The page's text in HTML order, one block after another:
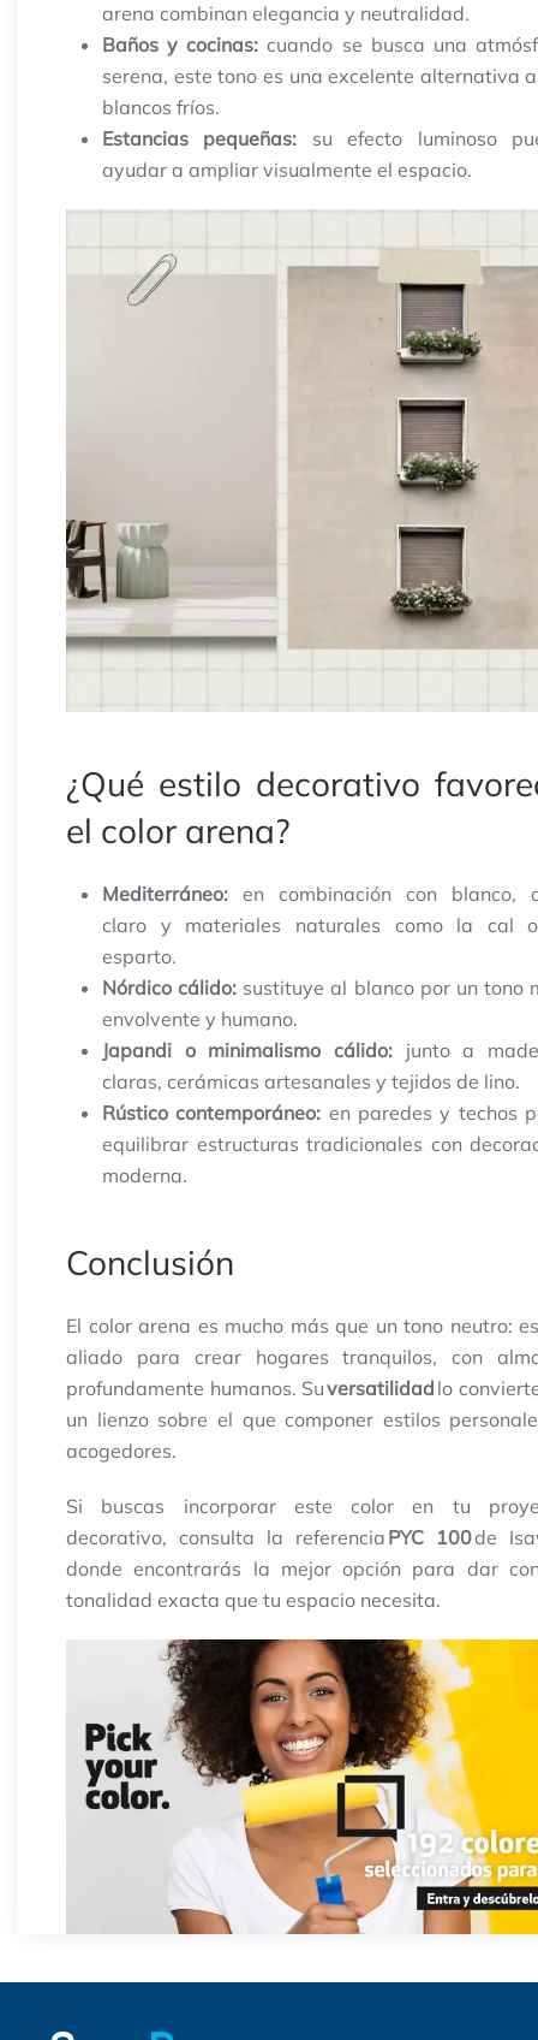
arena combinan elegancia y neutralidad.
Baños y cocinas: cuando se busca una
serena, este tono es una excelente alternativa
blancos fríos.
Estancias pequeñas: su efecto luminoso
ayudar a ampliar visualmente el espacio.
¿Qué estilo decorativo
el color arena?
Mediterráneo: en combinación con blanco,
claro y materiales naturales como la cal
esparto.
Nórdico cálido: sustituye al blanco por un tono
envolvente y humano.
Japandi o minimalismo cálido: junto a
claras, cerámicas artesanales y tejidos de lino.
Rústico contemporáneo: en paredes y techos
equilibrar estructuras tradicionales con
moderna.
Conclusión
El color arena es mucho más que un tono neutro:
aliado para crear hogares tranquilos, con
profundamente humanos. Suversatilidad lo
un lienzo sobre el que componer estilos
acogedores.
Si buscas incorporar este color en tu
decorativo, consulta la referencia PYC 100de
donde encontrarás la mejor opción para dar
tonalidad exacta que tu espacio necesita.